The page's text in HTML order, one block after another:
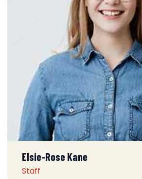
Elsie-Rose Kane
Staff